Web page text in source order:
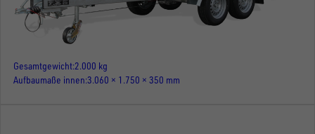
Gesamtgewicht 2.000 kg
Aufbaumaße innen 3.060 × 1.750 × 350 mm